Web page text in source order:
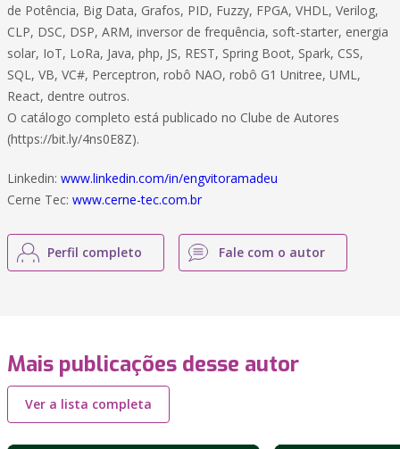
de Potência, Big Data, Grafos, PID, Fuzzy, FPGA, VHDL, Verilog,
CLP, DSC, DSP, ARM, inversor de frequência, soft-starter, energia
solar, IoT, LoRa, Java, php, JS, REST, Spring Boot, Spark, CSS,
SQL, VB, VC#, Perceptron, robô NAO, robô G1 Unitree, UML,
React, dentre outros.
O catálogo completo está publicado no Clube de Autores
(https://bit.ly/4ns0E8Z).
Linkedin: www.linkedin.com/in/engvitoramadeu
Cerne Tec: www.cerne-tec.com.br
Perfil completo Fale com o autor
Mais publicações desse autor
Ver a lista completa